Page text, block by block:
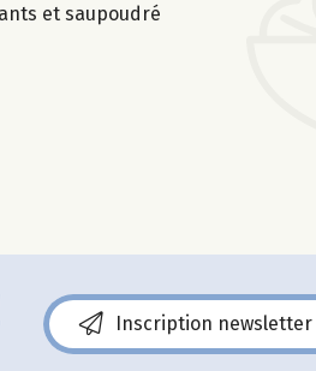
et saupoudré
Inscription newsletter